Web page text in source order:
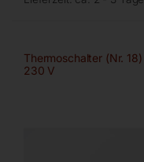
Thermoschalter (Nr. 18)
230 V